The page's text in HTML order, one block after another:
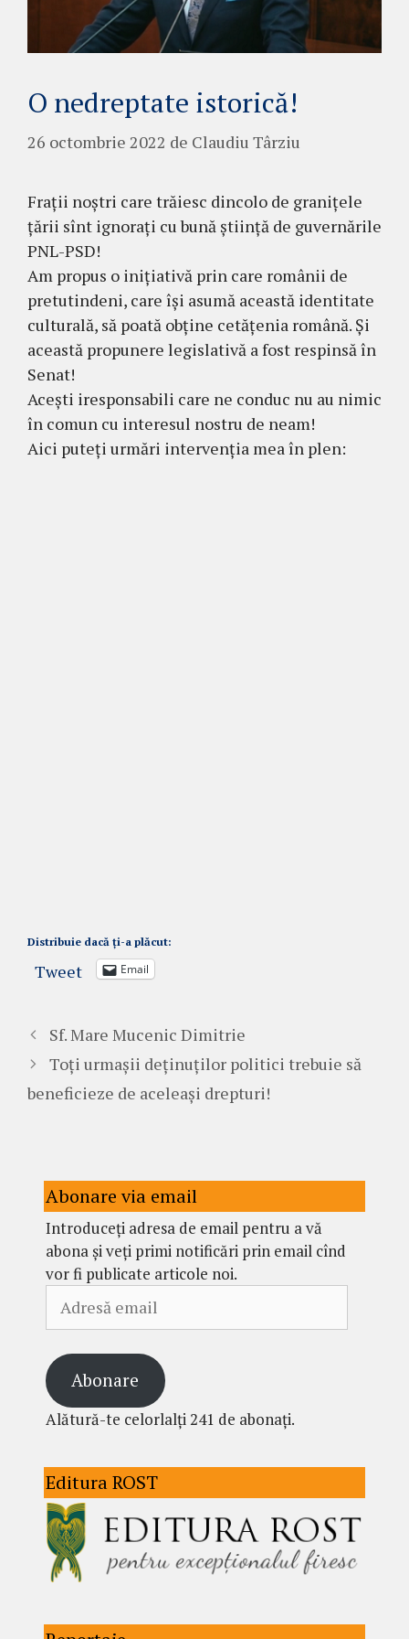
O nedreptate istorică!
26 octombrie 2022 de Claudiu Târziu
Frații noștri care trăiesc dincolo de granițele
țării sînt ignorați cu bună știință de guvernările
PNL-PSD!
Am propus o inițiativă prin care românii de
pretutindeni, care își asumă această identitate
culturală, să poată obține cetățenia română. Și
această propunere legislativă a fost respinsă în
Senat!
Acești iresponsabili care ne conduc nu au nimic
în comun cu interesul nostru de neam!
Aici puteți urmări intervenția mea în plen:
Distribuie dacă ți-a plăcut:
Tweet Email
Sf. Mare Mucenic Dimitrie
Toți urmașii deținuților politici trebuie să
beneficieze de aceleași drepturi!
Abonare via email
Introduceți adresa de email pentru a vă
abona și veți primi notificări prin email cînd
vor fi publicate articole noi.
email
Abonare
Alătură-te celorlalți 241 de abonați.
Editura ROST